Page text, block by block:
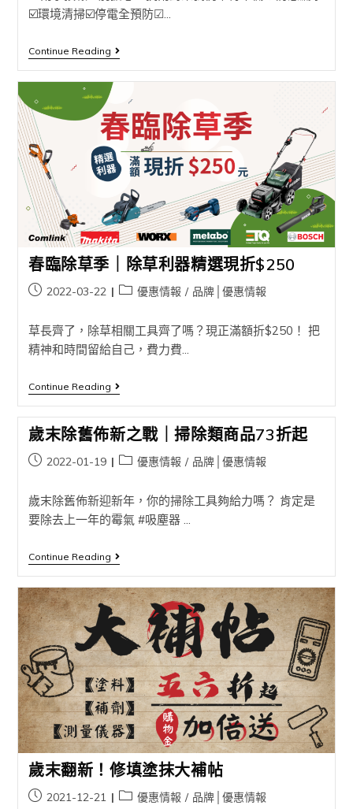
☑️環境清掃☑️停電全預防☑...
Continue Reading
春臨除草季｜除草利器精選現折$250
2022-03-22 優惠情報 / 品牌│優惠情報
草長齊了，除草相關工具齊了嗎？現正滿額折$250！ 把
精神和時間留給自己，費力費...
Continue Reading
歲末除舊佈新之戰｜掃除類商品73折起
2022-01-19 優惠情報 / 品牌│優惠情報
歲末除舊佈新迎新年，你的掃除工具夠給力嗎？ 肯定是
要除去上一年的霉氣 #吸塵器 ...
Continue Reading
歲末翻新！修填塗抹大補帖
2021-12-21 優惠情報 / 品牌│優惠情報